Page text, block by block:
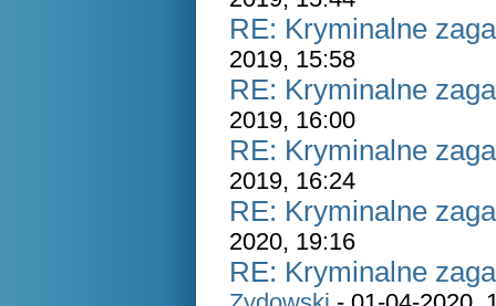
RE: Kryminalne
2019, 15:58
RE: Kryminalne
2019, 16:00
RE: Kryminalne
2019, 16:24
RE: Kryminalne
2020, 19:16
RE: Kryminalne